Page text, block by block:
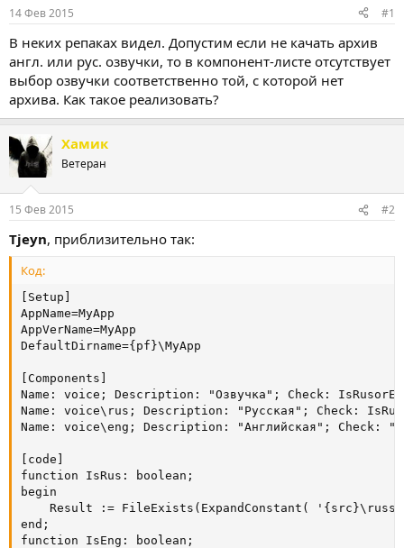
м
ы
а
л
14 Фев 2015 #1
В неких репаках видел. Допустим если не качать архив
англ. или рус. озвучки, то в компонент-листе отсутствует
выбор озвучки соответственно той, с которой нет
архива. Как такое реализовать?
Хамик
Ветеран
15 Фев 2015 #2
Tjeyn, приблизительно так:
Код:
[Setup]
AppName=MyApp
AppVerName=MyApp
DefaultDirname={pf}\MyApp
[Components]
Name: voice; Description: "Озвучка"; Check:
Name: voice\rus; Description: "Русская"; Check:
Name: voice\eng; Description: "Английская"; Check:
[code]
function IsRus: boolean;
begin
Result := FileExists(ExpandConstant(
end;
function IsEng: boolean;